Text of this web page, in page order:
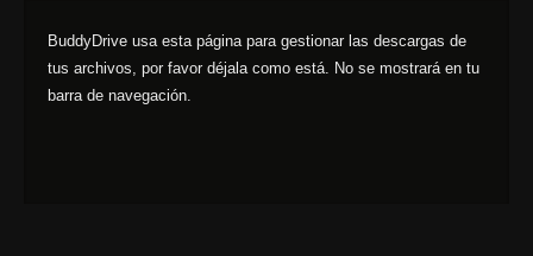
BuddyDrive usa esta página para gestionar las descargas de
tus archivos, por favor déjala como está. No se mostrará en tu
barra de navegación.